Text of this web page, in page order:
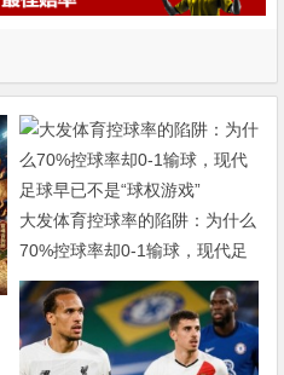
大发体育控球率的陷阱：为什么
70%控球率却0-1输球，现代足
球早已不是“球权游戏”